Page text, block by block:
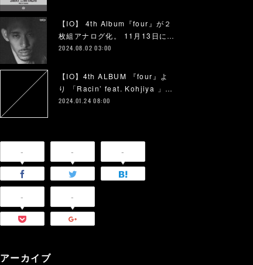
【IO】 4th Album『four』が２
枚組アナログ化。 11月13日に…
2024.08.02 03:00
【IO】4th ALBUM 『four』よ
り 「Racin’ feat. Kohjiya 」…
2024.01.24 08:00
- - -
- -
アーカイブ